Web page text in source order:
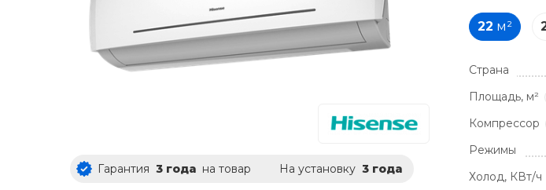
Гарантия 3 года на товар На установку 3 года
22 м²
Страна
Площадь, м²
Компрессор
Режимы
Холод, КВт/ч